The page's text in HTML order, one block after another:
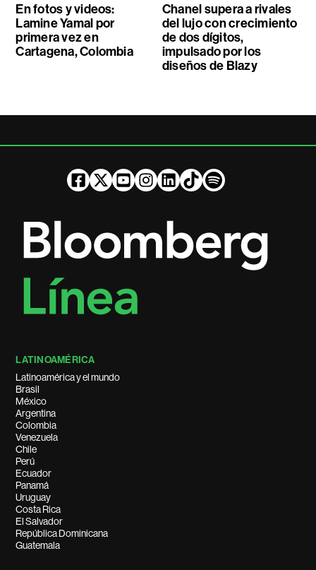
En fotos y videos:
Lamine Yamal por
primera vez en
Cartagena, Colombia
Chanel supera a rivales
del lujo con crecimiento
de dos dígitos,
impulsado por los
diseños de Blazy
LATINOAMÉRICA
Latinoamérica y el mundo
Brasil
México
Argentina
Colombia
Venezuela
Chile
Perú
Ecuador
Panamá
Uruguay
Costa Rica
El Salvador
República Dominicana
Guatemala